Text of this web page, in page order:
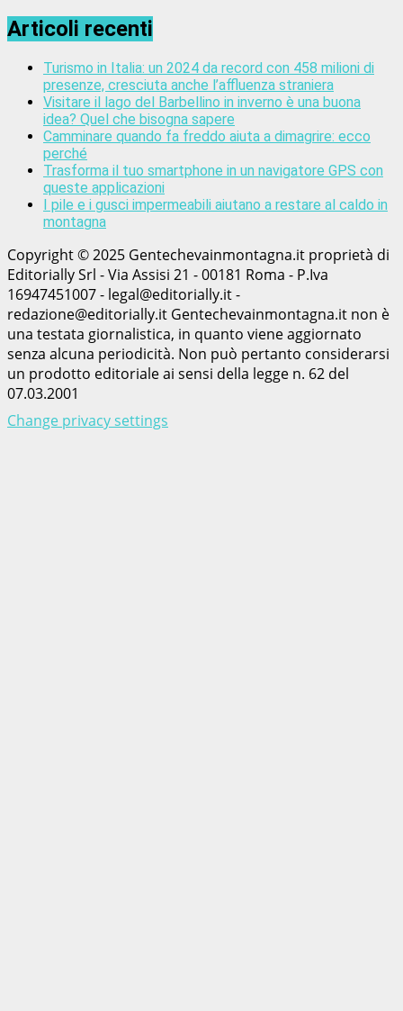
Articoli recenti
Turismo in Italia: un 2024 da record con 458 milioni di
presenze, cresciuta anche l’affluenza straniera
Visitare il lago del Barbellino in inverno è una buona
idea? Quel che bisogna sapere
Camminare quando fa freddo aiuta a dimagrire: ecco
perché
Trasforma il tuo smartphone in un navigatore GPS con
queste applicazioni
I pile e i gusci impermeabili aiutano a restare al caldo in
montagna
Copyright © 2025 Gentechevainmontagna.it proprietà di
Editorially Srl - Via Assisi 21 - 00181 Roma - P.Iva
16947451007 - legal@editorially.it -
redazione@editorially.it Gentechevainmontagna.it non è
una testata giornalistica, in quanto viene aggiornato
senza alcuna periodicità. Non può pertanto considerarsi
un prodotto editoriale ai sensi della legge n. 62 del
07.03.2001
Change privacy settings